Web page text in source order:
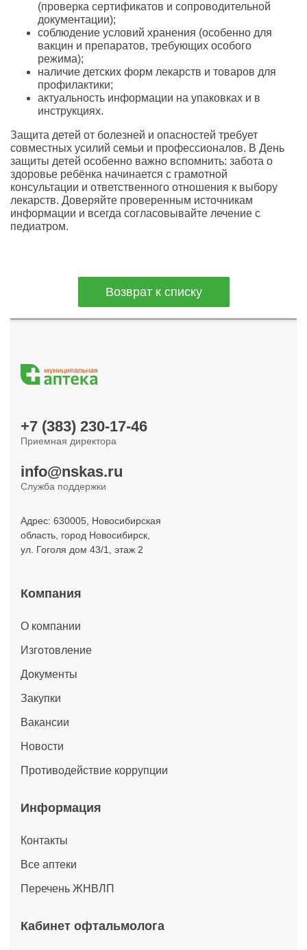
(проверка сертификатов и сопроводительной
документации);
соблюдение условий хранения (особенно для
вакцин и препаратов, требующих особого
режима);
наличие детских форм лекарств и товаров для
профилактики;
актуальность информации на упаковках и в
инструкциях.
Защита детей от болезней и опасностей требует
совместных усилий семьи и профессионалов. В День
защиты детей особенно важно вспомнить: забота о
здоровье ребёнка начинается с грамотной
консультации и ответственного отношения к выбору
лекарств. Доверяйте проверенным источникам
информации и всегда согласовывайте лечение с
педиатром.
Возврат к списку
+7 (383) 230-17-46
Приемная директора
info@nskas.ru
Служба поддержки
Адрес: 630005, Новосибирская
область, город Новосибирск,
ул. Гоголя дом 43/1, этаж 2
Компания
О компании
Изготовление
Документы
Закупки
Вакансии
Новости
Противодействие коррупции
Информация
Контакты
Все аптеки
Перечень ЖНВЛП
Кабинет офтальмолога